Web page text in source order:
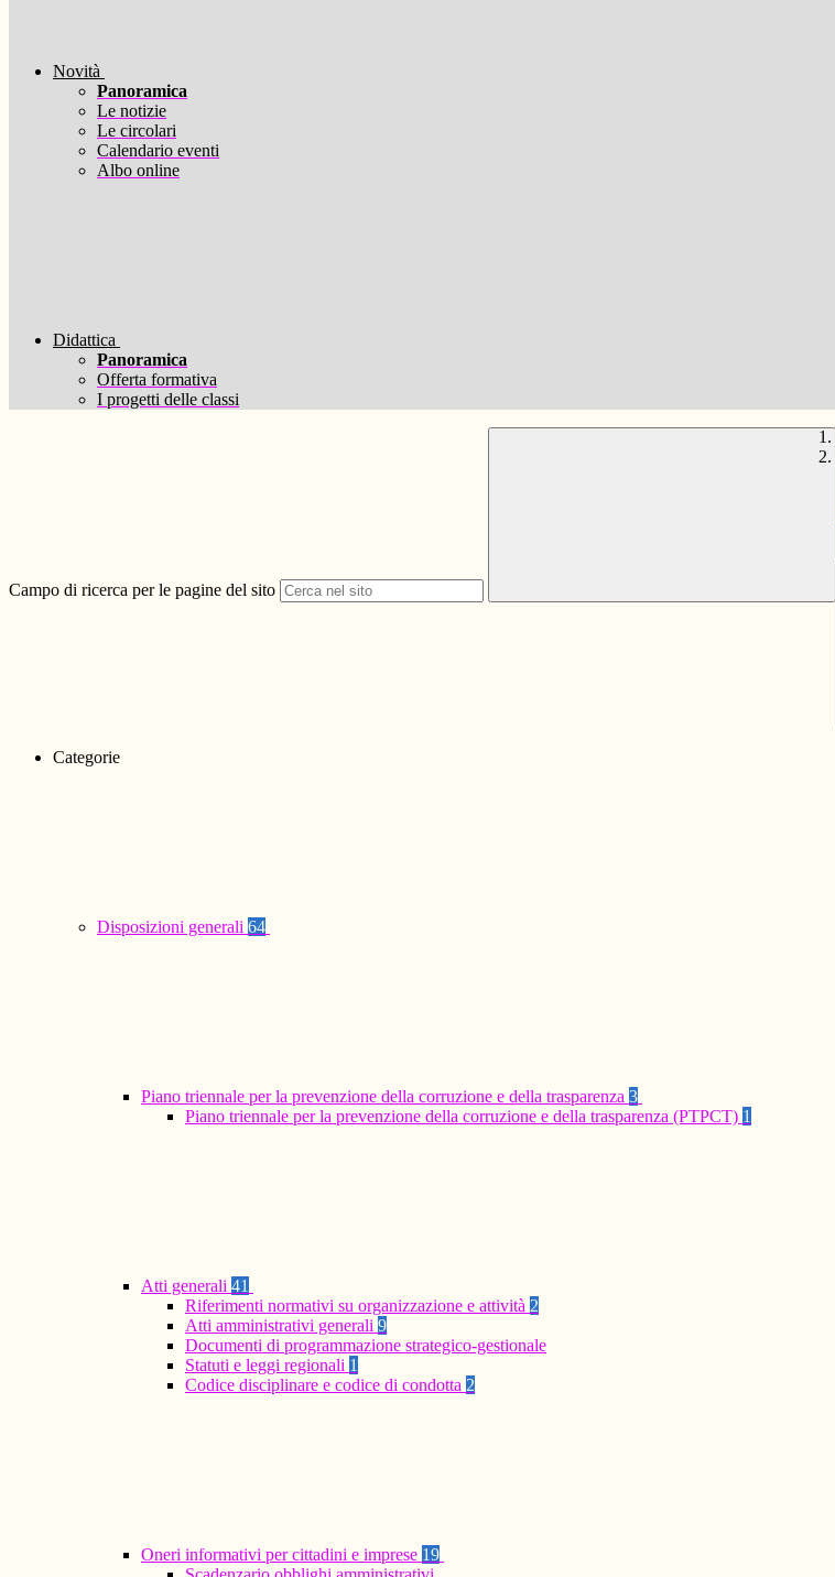
Novità
Panoramica
Le notizie
Le circolari
Calendario eventi
Albo online
Didattica
Panoramica
Offerta formativa
I progetti delle classi
Campo di ricerca per le pagine del sito
Categorie
Disposizioni generali 64
Piano triennale per la prevenzione della corruzione e della trasparenza 3
Piano triennale per la prevenzione della corruzione e della trasparenza (PTPCT) 1
Atti generali 41
Riferimenti normativi su organizzazione e attività 2
Atti amministrativi generali 9
Documenti di programmazione strategico-gestionale
Statuti e leggi regionali 1
Codice disciplinare e codice di condotta 2
Oneri informativi per cittadini e imprese 19